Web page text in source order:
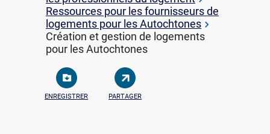
Ressources pour les fournisseurs de
logements pour les Autochtones
Création et gestion de logements
pour les Autochtones
ENREGISTRER PARTAGER